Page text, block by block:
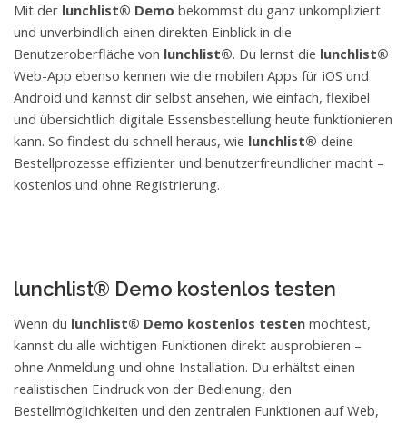
KONTAKT
Mit der lunchlist® Demo bekommst du ganz unkompliziert
und unverbindlich einen direkten Einblick in die
Benutzeroberfläche von lunchlist®. Du lernst die lunchlist®
Web-App ebenso kennen wie die mobilen Apps für iOS und
Android und kannst dir selbst ansehen, wie einfach, flexibel
und übersichtlich digitale Essensbestellung heute funktionieren
kann. So findest du schnell heraus, wie lunchlist® deine
Bestellprozesse effizienter und benutzerfreundlicher macht –
kostenlos und ohne Registrierung.
lunchlist® Demo kostenlos testen
Wenn du lunchlist® Demo kostenlos testen möchtest,
kannst du alle wichtigen Funktionen direkt ausprobieren –
ohne Anmeldung und ohne Installation. Du erhältst einen
realistischen Eindruck von der Bedienung, den
Bestellmöglichkeiten und den zentralen Funktionen auf Web,